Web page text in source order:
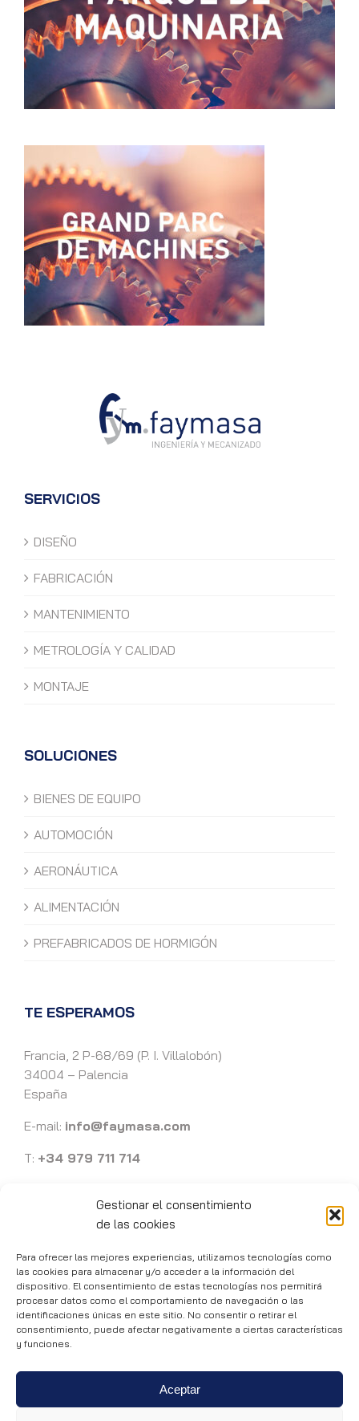
Gestionar el consentimiento
de las cookies
Para ofrecer las mejores experiencias, utilizamos tecnologías como
las cookies para almacenar y/o acceder a la información del
dispositivo. El consentimiento de estas tecnologías nos permitirá
procesar datos como el comportamiento de navegación o las
identificaciones únicas en este sitio. No consentir o retirar el
consentimiento, puede afectar negativamente a ciertas características
y funciones.
Aceptar
SERVICIOS
DISEÑO
FABRICACIÓN
MANTENIMIENTO
METROLOGÍA Y CALIDAD
MONTAJE
SOLUCIONES
BIENES DE EQUIPO
AUTOMOCIÓN
AERONÁUTICA
ALIMENTACIÓN
PREFABRICADOS DE HORMIGÓN
TE ESPERAMOS
Francia, 2 P-68/69 (P. I. Villalobón)
34004 – Palencia
España
E-mail: info@faymasa.com
T: +34 979 711 714
Faymasa 1989 -2026 | Ingeniería y mecanizados de precisión en
Palencia
Política de privacidad|Aviso Legal|Política de cookies
Desarrollo de páginas web